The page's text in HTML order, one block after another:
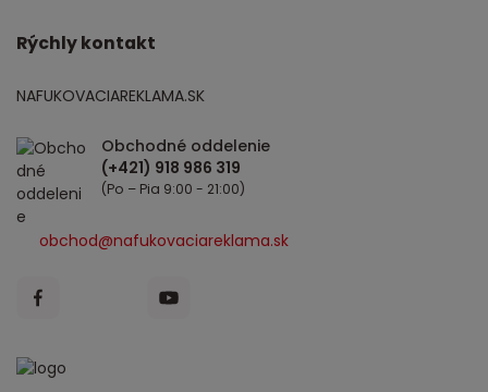
Rýchly kontakt
NAFUKOVACIAREKLAMA.SK
Obchodné oddelenie
(Po – Pia 9:00 - 21:00)
obchod@nafukovaciareklama.sk